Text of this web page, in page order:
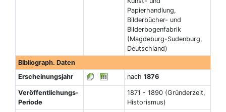
Papierhandlung,
Bilderbücher- und
Bilderbogenfabrik
(Magdeburg-Sudenburg,
Deutschland)
Bibliograph. Daten
Erscheinungsjahr
nach 1876
Veröffentlichungs-
Periode
1871 - 1890 (Gründerzeit,
Historismus)